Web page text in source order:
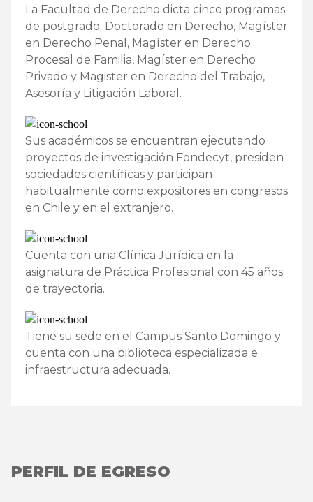
La Facultad de Derecho dicta cinco programas
de postgrado: Doctorado en Derecho, Magíster
en Derecho Penal, Magíster en Derecho
Procesal de Familia, Magíster en Derecho
Privado y Magister en Derecho del Trabajo,
Asesoría y Litigación Laboral.
Sus académicos se encuentran ejecutando
proyectos de investigación Fondecyt, presiden
sociedades científicas y participan
habitualmente como expositores en congresos
en Chile y en el extranjero.
Cuenta con una Clínica Jurídica en la
asignatura de Práctica Profesional con 45 años
de trayectoria.
Tiene su sede en el Campus Santo Domingo y
cuenta con una biblioteca especializada e
infraestructura adecuada.
PERFIL DE EGRESO